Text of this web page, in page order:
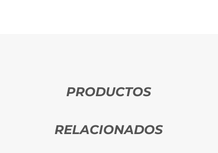
PRODUCTOS
RELACIONADOS